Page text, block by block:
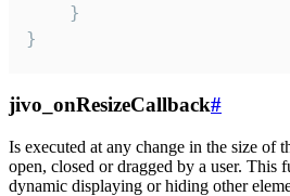
    }
}
jivo_onResizeCallback#
Is executed at any change in the size of
open, closed or dragged by a user. This
dynamic displaying or hiding other